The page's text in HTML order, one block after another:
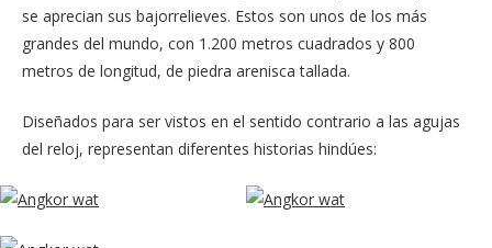
se aprecian sus bajorrelieves. Estos son unos de los más
grandes del mundo, con 1.200 metros cuadrados y 800
metros de longitud, de piedra arenisca tallada.
Diseñados para ser vistos en el sentido contrario a las agujas
del reloj, representan diferentes historias hindúes: